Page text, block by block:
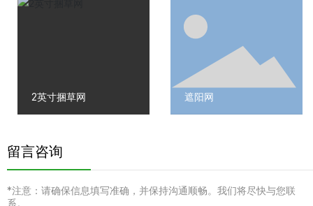
2英寸捆草网 遮阳网
留言咨询
*注意：请确保信息填写准确，并保持沟通顺畅。我们将尽快与您联
系。